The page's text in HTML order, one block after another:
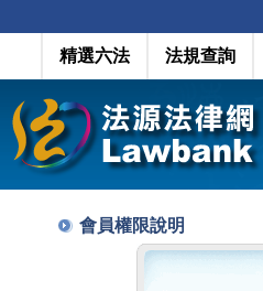
精選六法 法規查詢
會員權限說明